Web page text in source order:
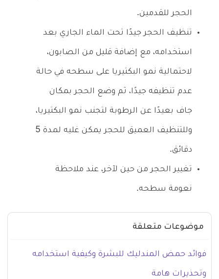
الحجر للقدمين.
تنظيف الحجر جيدًا تحت الماء الجاري بعد
استخدامه، مع إضافة قليل من الصابون،
لاحتمالية نمو البكتيريا على سطحه في حالة
عدم تنظيفه جيدًا، ثم وضع الحجر بمكان
جاف بعيدًا عن الرطوبة لتجنب نمو البكتيريا،
وللتنظيف العميق للحجر يمكن غليه لمدة 5
دقائق.
تغيير الحجر من حين لآخر، عند ملاحظة
نعومة سطحه.
موضوعات متعلقة
فوائد حمض المندليك للبشرة وكيفية استخدامه
وتحذيرات هامة